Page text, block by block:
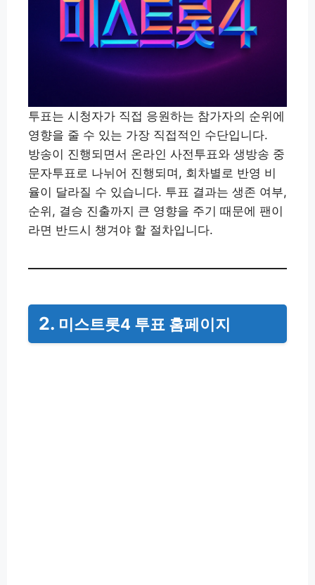
투표는 시청자가 직접 응원하는 참가자의 순위에
영향을 줄 수 있는 가장 직접적인 수단입니다.
방송이 진행되면서 온라인 사전투표와 생방송 중
문자투표로 나뉘어 진행되며, 회차별로 반영 비
율이 달라질 수 있습니다. 투표 결과는 생존 여부,
순위, 결승 진출까지 큰 영향을 주기 때문에 팬이
라면 반드시 챙겨야 할 절차입니다.
2. 미스트롯4 투표 홈페이지